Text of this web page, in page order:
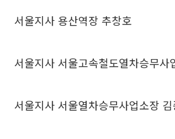
서울지사 용산역장 추창호
서울지사 서울고속철도열차승무사
서울지사 서울열차승무사업소장